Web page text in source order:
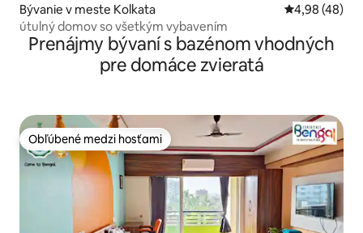
Bývanie v meste Kolkata Priemerné
4,98 (48)
útulný domov so všetkým vybavením
Prenájmy bývaní s bazénom vhodných
pre domáce zvieratá
Obľúbené medzi hosťami
Obľúbené medzi hosťami